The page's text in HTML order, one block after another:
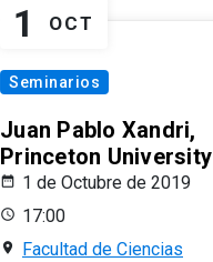
1 OCT
Seminarios
Juan Pablo Xandri,
Princeton University
1 de Octubre de 2019
17:00
Facultad de Ciencias